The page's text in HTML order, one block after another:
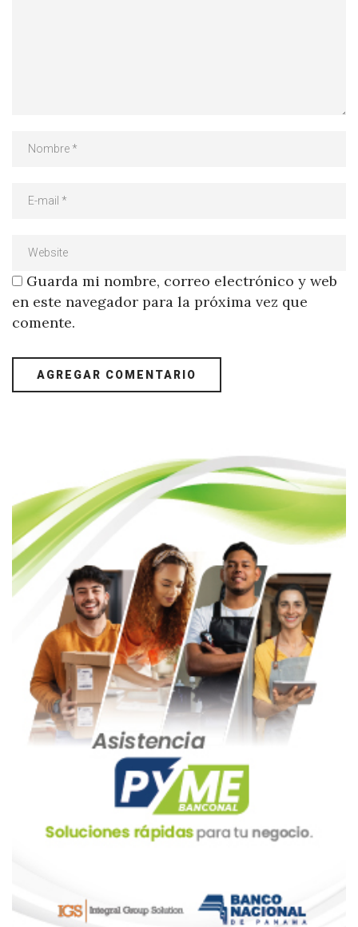
Guarda mi nombre, correo electrónico y web
en este navegador para la próxima vez que
comente.